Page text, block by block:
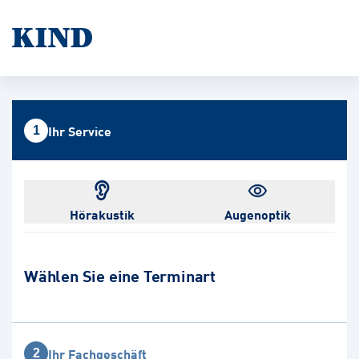
1 Ihr Service
Hörakustik Augenoptik
Wählen Sie eine Terminart
2 Ihr Fachgeschäft